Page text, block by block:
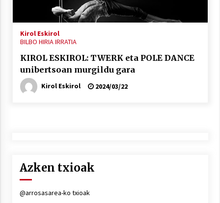
2021/11/25
Mahai-ingurua: irratia, podcastak
eta ondoren zer?
Arrosaren IX. Topaketak – Mila
2021/11/11
Kirol Eskirol
BILBO HIRIA IRRATIA
KIROL ESKIROL: TWERK eta POLE DANCE
unibertsoan murgildu gara
Kirol Eskirol 2024/03/22
Azken txioak
@arrosasarea-ko txioak